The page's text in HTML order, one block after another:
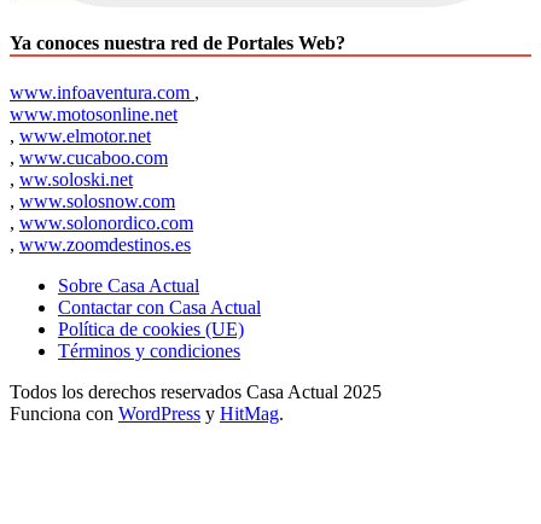
Ya conoces nuestra red de Portales Web?
www.infoaventura.com ,
www.motosonline.net
, www.elmotor.net
, www.cucaboo.com
, ww.soloski.net
, www.solosnow.com
, www.solonordico.com
, www.zoomdestinos.es
Sobre Casa Actual
Contactar con Casa Actual
Política de cookies (UE)
Términos y condiciones
Todos los derechos reservados Casa Actual 2025
Funciona con WordPress y HitMag.